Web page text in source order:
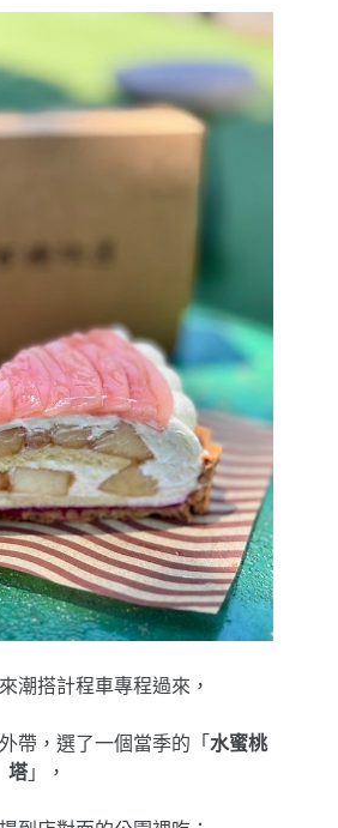
潮搭計程車專程過來，
帶，選了一個當季的「水蜜桃
塔 」，